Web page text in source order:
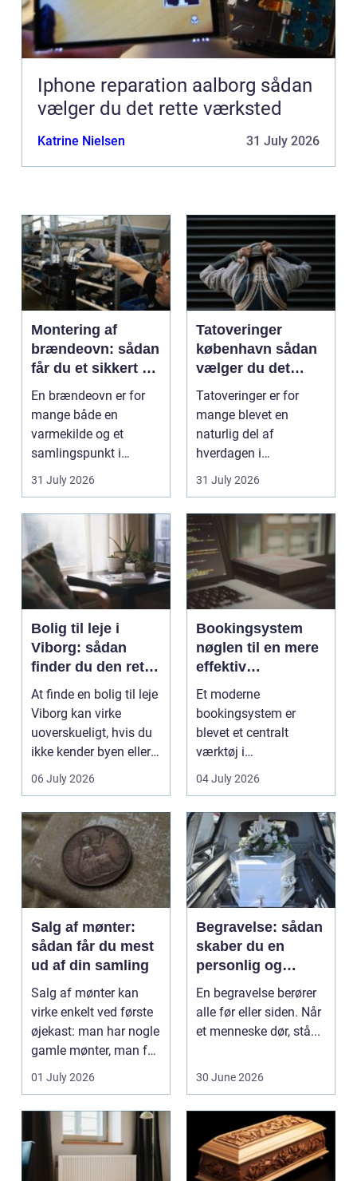
Iphone reparation aalborg sådan
vælger du det rette værksted
Katrine Nielsen 31 July 2026
Montering af
brændeovn: sådan
får du et sikkert og
smukt resultat
En brændeovn er for
mange både en
varmekilde og et
samlingspunkt i
hjemmet. Flammerne
31 July 2026
Tatoveringer
københavn sådan
vælger du det
rigtige studie
Tatoveringer er for
mange blevet en
naturlig del af
hverdagen i
København. Byen er
fyldt med dygtige...
31 July 2026
Bolig til leje i
Viborg: sådan
finder du den rette
lejlighed
At finde en bolig til leje
Viborg kan virke
uoverskueligt, hvis du
ikke kender byen eller
det lokale...
06 July 2026
Bookingsystem
nøglen til en mere
effektiv
klinikhverdag
Et moderne
bookingsystem er
blevet et centralt
værktøj i
sundhedssektoren.
Klinikker, praksis og
beh...
04 July 2026
Salg af mønter:
sådan får du mest
ud af din samling
Salg af mønter kan
virke enkelt ved første
øjekast: man har nogle
gamle mønter, man får
dem vurderet...
01 July 2026
Begravelse: sådan
skaber du en
personlig og
respektfuld afsked
En begravelse berører
alle før eller siden. Når
et menneske dør, stå...
30 June 2026